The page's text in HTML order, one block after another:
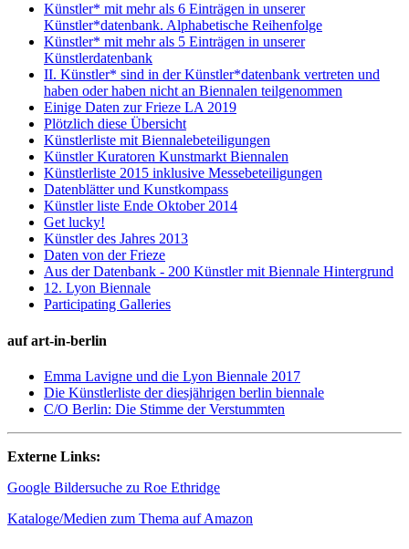
Künstler* mit mehr als 6 Einträgen in unserer
Künstler*datenbank. Alphabetische Reihenfolge
Künstler* mit mehr als 5 Einträgen in unserer
Künstlerdatenbank
II. Künstler* sind in der Künstler*datenbank vertreten und
haben oder haben nicht an Biennalen teilgenommen
Einige Daten zur Frieze LA 2019
Plötzlich diese Übersicht
Künstlerliste mit Biennalebeteiligungen
Künstler Kuratoren Kunstmarkt Biennalen
Künstlerliste 2015 inklusive Messebeteiligungen
Datenblätter und Kunstkompass
Künstler liste Ende Oktober 2014
Get lucky!
Künstler des Jahres 2013
Daten von der Frieze
Aus der Datenbank - 200 Künstler mit Biennale Hintergrund
12. Lyon Biennale
Participating Galleries
auf art-in-berlin
Emma Lavigne und die Lyon Biennale 2017
Die Künstlerliste der diesjährigen berlin biennale
C/O Berlin: Die Stimme der Verstummten
Externe Links:
Google Bildersuche zu Roe Ethridge
Kataloge/Medien zum Thema auf Amazon